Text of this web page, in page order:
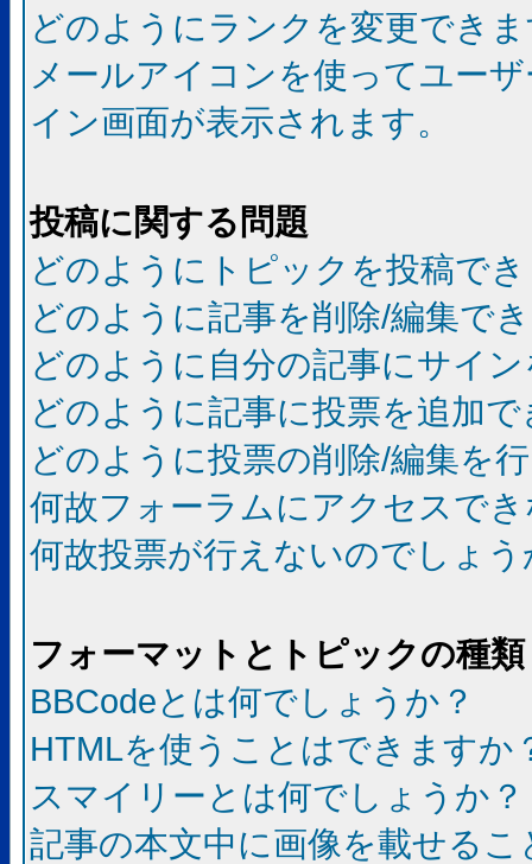
どのようにランクを変更でき
メールアイコンを使ってユー
イン画面が表示されます。
投稿に関する問題
どのようにトピックを投稿で
どのように記事を削除/編集で
どのように自分の記事にサイ
どのように記事に投票を追加
どのように投票の削除/編集を
何故フォーラムにアクセスで
何故投票が行えないのでしょう
フォーマットとトピックの種類
BBCodeとは何でしょうか？
HTMLを使うことはできますか
スマイリーとは何でしょうか？
記事の本文中に画像を載せる